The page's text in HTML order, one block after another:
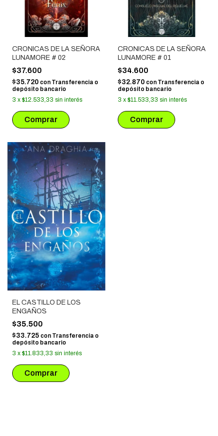
CRONICAS DE LA SEÑORA
LUNAMORE # 02
$37.600
$35.720 con Transferencia o
depósito bancario
3 x $12.533,33 sin interés
CRONICAS DE LA SEÑORA
LUNAMORE # 01
$34.600
$32.870 con Transferencia o
depósito bancario
3 x $11.533,33 sin interés
EL CASTILLO DE LOS
ENGAÑOS
$35.500
$33.725 con Transferencia o
depósito bancario
3 x $11.833,33 sin interés